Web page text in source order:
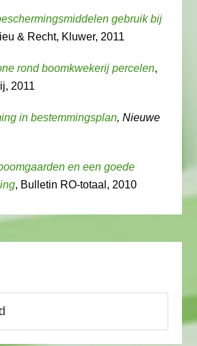
gebruik bij
& Recht, Kluwer, 2011
rond boomkwekerij percelen,
2011
in bestemmingsplan, Nieuwe
en een goede
, Bulletin RO-totaal, 2010